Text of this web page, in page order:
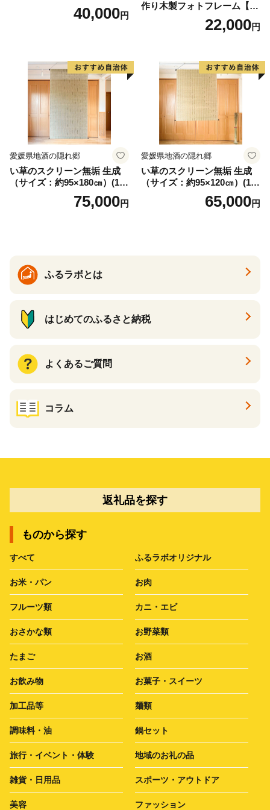
40,000円
作り木製フォトフレーム【A
22,000円
愛媛県地酒の隠れ郷
い草のスクリーン無垢 生成
（サイズ：約95×180㎝）(14
75,000円
愛媛県地酒の隠れ郷
い草のスクリーン無垢 生成
（サイズ：約95×120㎝）(14
65,000円
ふるラボとは
はじめてのふるさと納税
よくあるご質問
コラム
返礼品を探す
ものから探す
すべて ふるラボオリジナル
お米・パン お肉
フルーツ類 カニ・エビ
おさかな類 お野菜類
たまご お酒
お飲み物 お菓子・スイーツ
加工品等 麺類
調味料・油 鍋セット
旅行・イベント・体験 地域のお礼の品
雑貨・日用品 スポーツ・アウトドア
美容 ファッション